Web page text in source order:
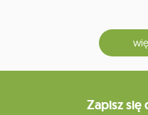
Zapisz